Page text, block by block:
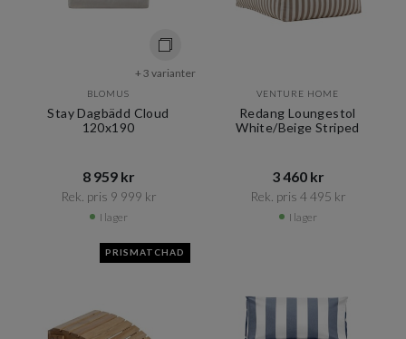
+ 3 varianter
BLOMUS
Stay Dagbädd Cloud
120x190
8 959 kr​​
Rek. pris 9 999 kr​​
I lager
VENTURE HOME
Redang Loungestol
White/Beige Striped
3 460 kr​​
Rek. pris 4 495 kr​​
I lager
PRISMATCHAD